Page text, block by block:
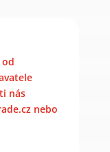
nás
nebo